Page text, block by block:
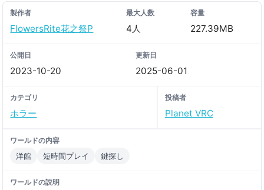
製作者
FlowersRite花之祭P
最大人数
4人
容量
227.39MB
公開日
2023-10-20
更新日
2025-06-01
カテゴリ
ホラー
投稿者
Planet VRC
ワールドの内容
洋館 短時間プレイ 鍵探し
ワールドの説明